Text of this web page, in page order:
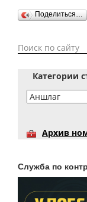
Поделиться…
Категории
Архив
Служба по